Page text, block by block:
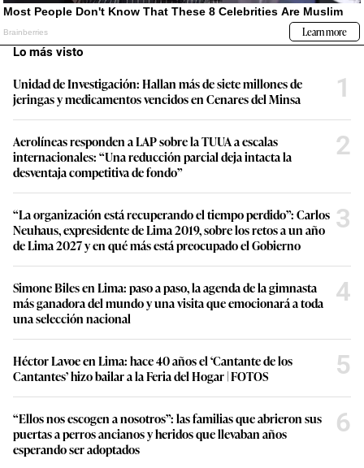
Lo más visto
Unidad de Investigación: Hallan más de siete millones de
jeringas y medicamentos vencidos en Cenares del Minsa
1
Aerolíneas responden a LAP sobre la TUUA a escalas
internacionales: “Una reducción parcial deja intacta la
desventaja competitiva de fondo”
2
“La organización está recuperando el tiempo perdido”: Carlos
Neuhaus, expresidente de Lima 2019, sobre los retos a un año
de Lima 2027 y en qué más está preocupado el Gobierno
3
Simone Biles en Lima: paso a paso, la agenda de la gimnasta
más ganadora del mundo y una visita que emocionará a toda
una selección nacional
4
Héctor Lavoe en Lima: hace 40 años el ‘Cantante de los
Cantantes’ hizo bailar a la Feria del Hogar | FOTOS
5
“Ellos nos escogen a nosotros”: las familias que abrieron sus
puertas a perros ancianos y heridos que llevaban años
esperando ser adoptados
6